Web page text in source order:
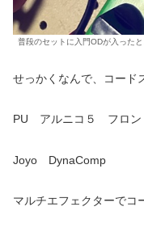
普段のセットに入門ODが入ったと
せっかくなんで、コード
PU アルニコ５ フロ
Joyo DynaComp
マルチエフェクターでコ